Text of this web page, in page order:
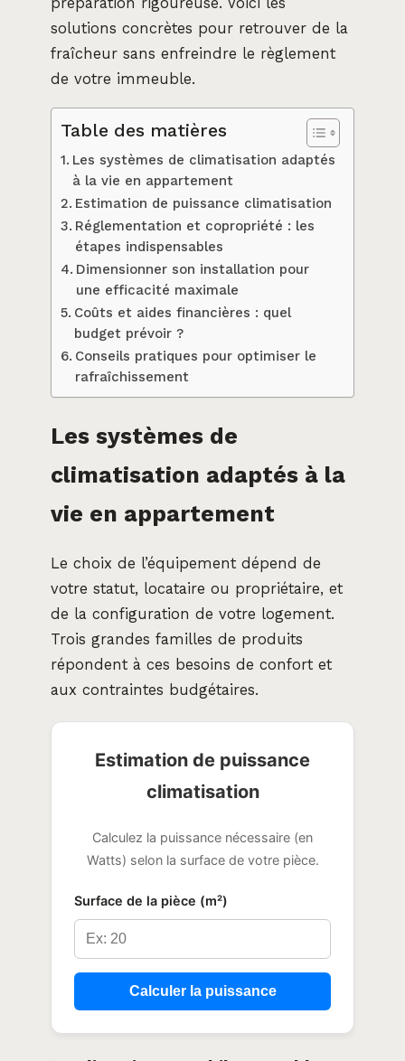
préparation rigoureuse. Voici les
solutions concrètes pour retrouver de la
fraîcheur sans enfreindre le règlement
de votre immeuble.
Table des matières
Les systèmes de climatisation adaptés
à la vie en appartement
Estimation de puissance climatisation
Réglementation et copropriété : les
étapes indispensables
Dimensionner son installation pour
une efficacité maximale
Coûts et aides financières : quel
budget prévoir ?
Conseils pratiques pour optimiser le
rafraîchissement
Les systèmes de
climatisation adaptés à la
vie en appartement
Le choix de l’équipement dépend de
votre statut, locataire ou propriétaire, et
de la configuration de votre logement.
Trois grandes familles de produits
répondent à ces besoins de confort et
aux contraintes budgétaires.
Estimation de puissance
climatisation
Calculez la puissance nécessaire (en
Watts) selon la surface de votre pièce.
Surface de la pièce (m²)
Calculer la puissance